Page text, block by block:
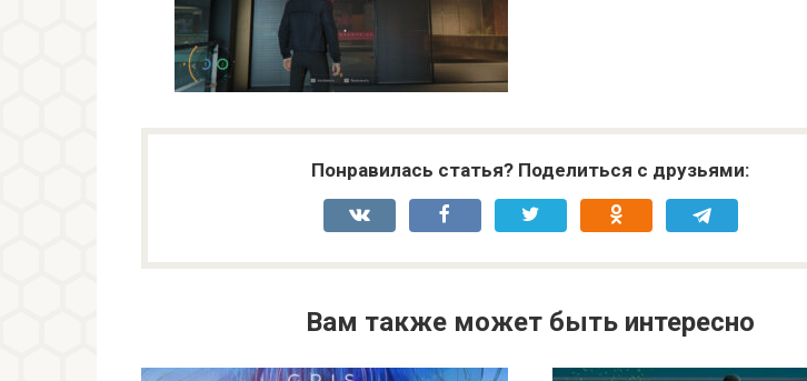
Понравилась статья? Поделиться с друзьями:
Вам также может быть интересно